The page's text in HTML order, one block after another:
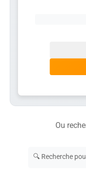
Ou
🔍 Recherche